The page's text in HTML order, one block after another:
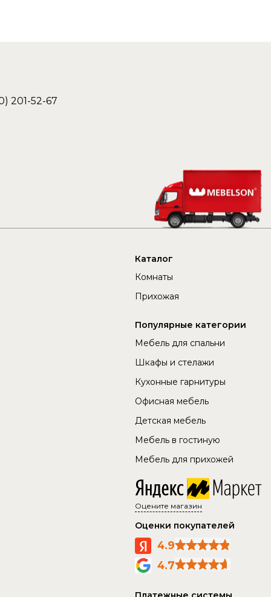
201-52-67
Каталог
Комнаты
Прихожая
Популярные категории
Мебель для спальни
Шкафы и стелажи
Кухонные гарнитуры
Офисная мебель
Детская мебель
Мебель в гостиную
Мебель для прихожей
Оцените магазин
Оценки покупателей
4.9
4.7